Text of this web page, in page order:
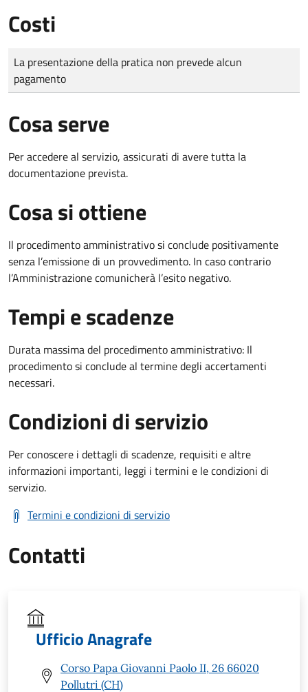
Costi
Tipo di pagamento
Importo
La presentazione della pratica non prevede alcun
pagamento
Cosa serve
Per accedere al servizio, assicurati di avere tutta la
documentazione prevista.
Cosa si ottiene
Il procedimento amministrativo si conclude positivamente
senza l’emissione di un provvedimento. In caso contrario
l’Amministrazione comunicherà l’esito negativo.
Tempi e scadenze
Durata massima del procedimento amministrativo: Il
procedimento si conclude al termine degli accertamenti
necessari.
Condizioni di servizio
Per conoscere i dettagli di scadenze, requisiti e altre
informazioni importanti, leggi i termini e le condizioni di
servizio.
Termini e condizioni di servizio
Contatti
Ufficio Anagrafe
Corso Papa Giovanni Paolo II, 26 66020
Pollutri (CH)